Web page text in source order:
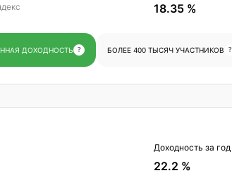
18.35 %
ДОХОДНОСТЬ ? БОЛЕЕ 400 ТЫСЯЧ УЧАСТНИКОВ ?
Доходность за год
22.2 %